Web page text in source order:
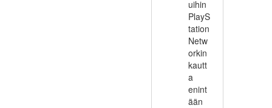
uihin
PlayS
tation
Netw
orkin
kautt
a
enint
ään